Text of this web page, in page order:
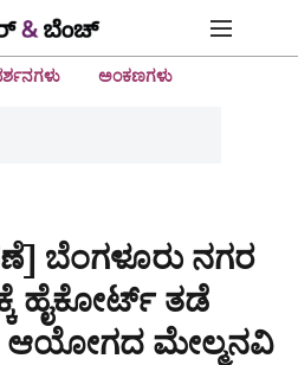
ಅಂಕಣಗಳು
ಬೆಂಗಳೂರು ನಗರ
ಹೈಕೋರ್ಟ್‌ ತಡೆ
ಆಯೋಗದ ಮೇಲ್ಮನವಿ